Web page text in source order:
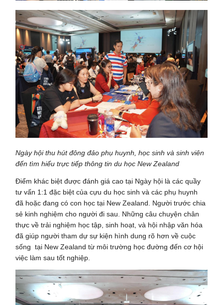
Ngày hội thu hút đông đảo phụ huynh, học sinh và sinh viên
đến tìm hiểu trực tiếp thông tin du học New Zealand
Điểm khác biệt được đánh giá cao tại Ngày hội là các quầy
tư vấn 1:1 đặc biệt của cựu du học sinh và các phụ huynh
đã hoặc đang có con học tại New Zealand. Người trước chia
sẻ kinh nghiệm cho người đi sau. Những câu chuyện chân
thực về trải nghiệm học tập, sinh hoạt, và hội nhập văn hóa
đã giúp người tham dự sự kiện hình dung rõ hơn về cuộc
sống tại New Zealand từ môi trường học đường đến cơ hội
việc làm sau tốt nghiệp.